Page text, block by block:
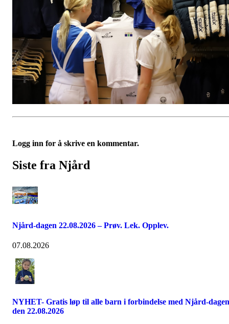
Logg inn for å skrive en kommentar.
Siste fra Njård
Njård-dagen 22.08.2026 – Prøv. Lek. Opplev.
07.08.2026
NYHET- Gratis løp til alle barn i forbindelse med Njård-dagen
den 22.08.2026